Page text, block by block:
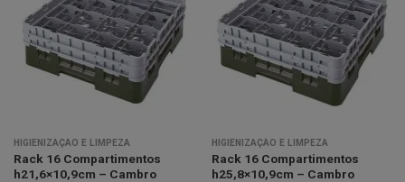
Minha
lista de
desejos
HIGIENIZAÇÃO E LIMPEZA
Rack 16 Compartimentos
h21,6×10,9cm – Cambro
Minha
lista de
desejos
HIGIENIZAÇÃO E LIMPEZA
Rack 16 Compartimentos
h25,8×10,9cm – Cambro